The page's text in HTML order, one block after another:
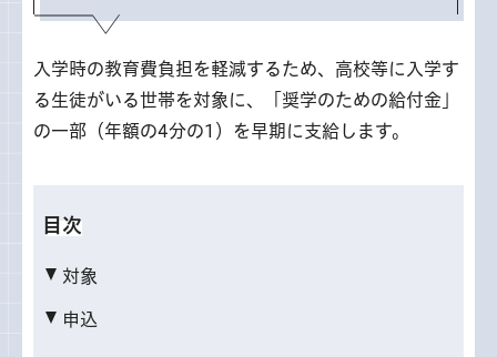
入学時の教育費負担を軽減するため、高校等に入学す
る生徒がいる世帯を対象に、「奨学のための給付金」
の一部（年額の4分の1）を早期に支給します。
目次
対象
申込